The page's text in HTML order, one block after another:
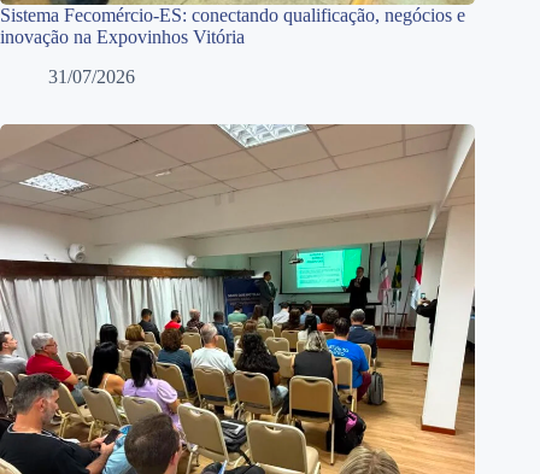
Sistema Fecomércio-ES: conectando qualificação, negócios e
inovação na Expovinhos Vitória
31/07/2026